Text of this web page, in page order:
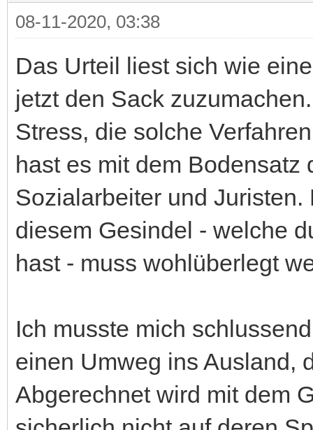
08-11-2020, 03:38
Das Urteil liest sich wie
jetzt den Sack
Stress, die solche
hast es mit dem Bodensatz
Sozialarbeiter und
diesem Gesindel - welche
hast - muss wohlüberlegt
Ich musste mich
einen Umweg ins Ausland,
Abgerechnet wird mit dem